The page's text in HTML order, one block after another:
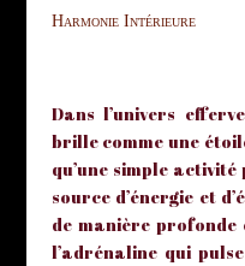
Harmonie Intérieure
Dans l’univers
brille comme une
qu’une simple activité
source d’énergie et
de manière profonde
l’adrénaline qui